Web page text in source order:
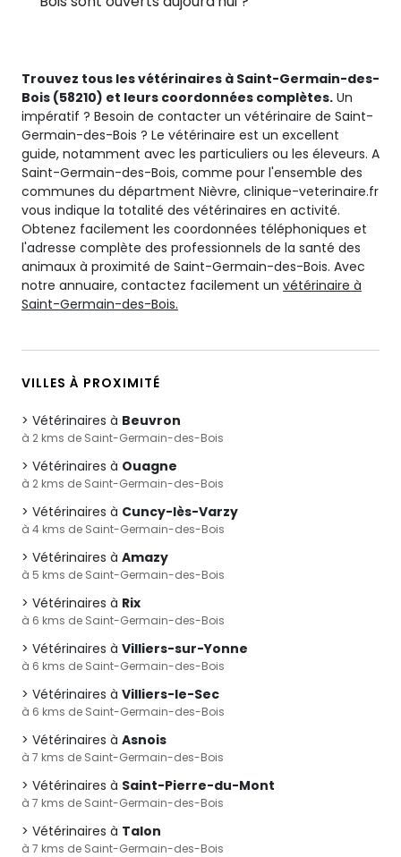
Trouvez tous les vétérinaires à Saint-Germain-des-
Bois (58210) et leurs coordonnées complètes. Un
impératif ? Besoin de contacter un vétérinaire de Saint-
Germain-des-Bois ? Le vétérinaire est un excellent
guide, notamment avec les particuliers ou les éleveurs. A
Saint-Germain-des-Bois, comme pour l'ensemble des
communes du départment Nièvre, clinique-veterinaire.fr
vous indique la totalité des vétérinaires en activité.
Obtenez facilement les coordonnées téléphoniques et
l'adresse complète des professionnels de la santé des
animaux à proximité de Saint-Germain-des-Bois. Avec
notre annuaire, contactez facilement un vétérinaire à
Saint-Germain-des-Bois.
VILLES À PROXIMITÉ
Vétérinaires à Beuvron
à 2 kms de Saint-Germain-des-Bois
Vétérinaires à Ouagne
à 2 kms de Saint-Germain-des-Bois
Vétérinaires à Cuncy-lès-Varzy
à 4 kms de Saint-Germain-des-Bois
Vétérinaires à Amazy
à 5 kms de Saint-Germain-des-Bois
Vétérinaires à Rix
à 6 kms de Saint-Germain-des-Bois
Vétérinaires à Villiers-sur-Yonne
à 6 kms de Saint-Germain-des-Bois
Vétérinaires à Villiers-le-Sec
à 6 kms de Saint-Germain-des-Bois
Vétérinaires à Asnois
à 7 kms de Saint-Germain-des-Bois
Vétérinaires à Saint-Pierre-du-Mont
à 7 kms de Saint-Germain-des-Bois
Vétérinaires à Talon
à 7 kms de Saint-Germain-des-Bois